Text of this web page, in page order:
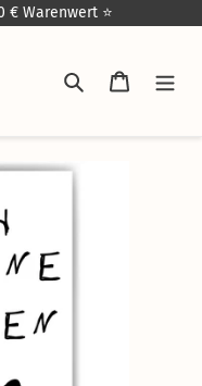
€ Warenwert ⭐
Suchen